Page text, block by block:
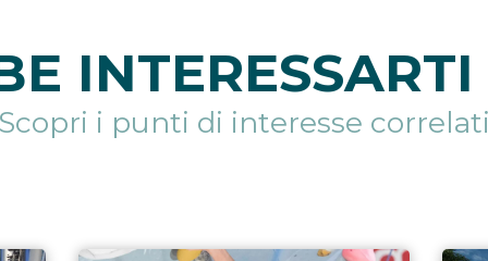
Scopri i punti di interesse correlati